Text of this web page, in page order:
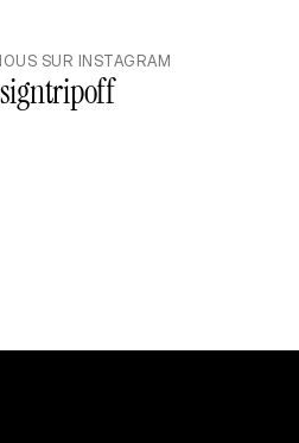
SUR INSTAGRAM